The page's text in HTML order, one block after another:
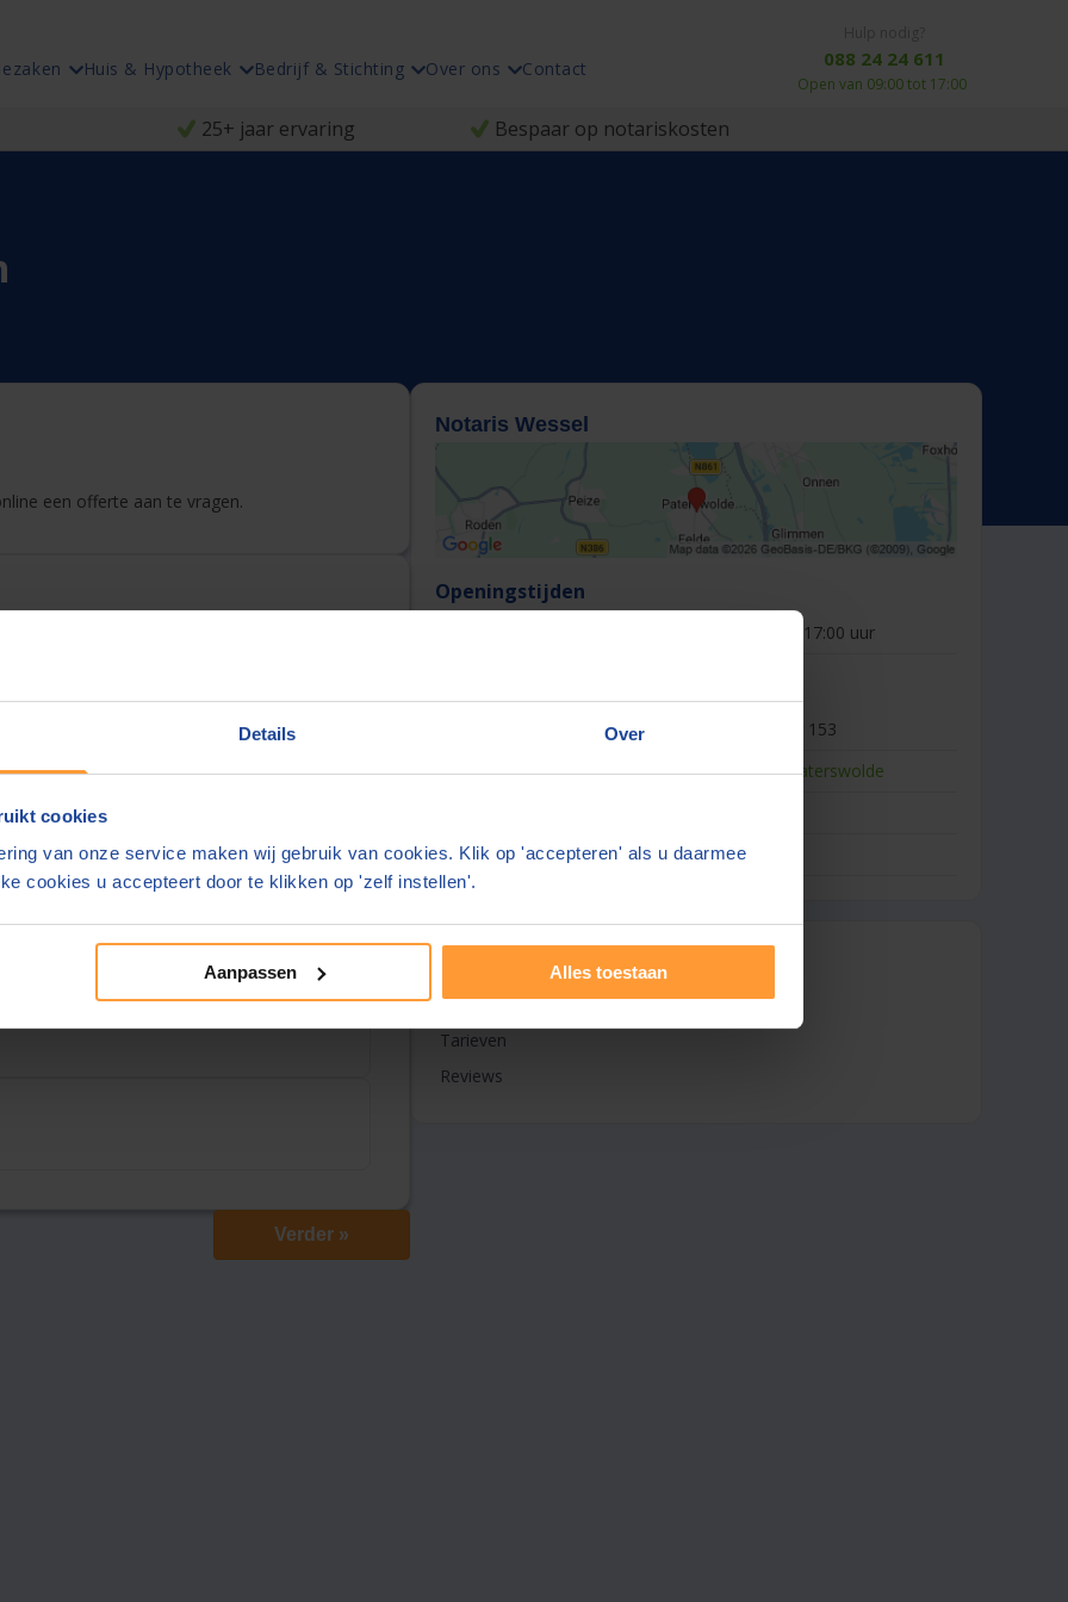
Details Over
cookies
van onze service maken wij gebruik van cookies. Klik op 'accepteren' als u daarmee
cookies u accepteert door te klikken op 'zelf instellen'.
Aanpassen Alles toestaan
Huis & Hypotheek Bedrijf & Stichting Over ons Contact 088 24 24 611
Open van 09:00 tot 17:00
25+ jaar ervaring Bespaar op notariskosten
Notaris Wessel
Openingstijden
09:00 - 17:00 uur
Hoofdweg 153
9765CBPaterswolde
Notarieel werkterrein:
-
Over deze notaris
Overzicht
Tarieven
Reviews
een offerte aan te vragen.
Verder »